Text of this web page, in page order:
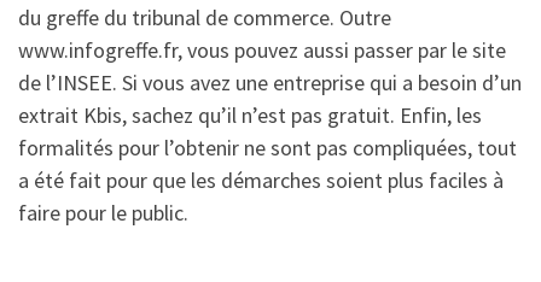
du greffe du tribunal de commerce. Outre
www.infogreffe.fr, vous pouvez aussi passer par le site
de l’INSEE. Si vous avez une entreprise qui a besoin d’un
extrait Kbis, sachez qu’il n’est pas gratuit. Enfin, les
formalités pour l’obtenir ne sont pas compliquées, tout
a été fait pour que les démarches soient plus faciles à
faire pour le public.